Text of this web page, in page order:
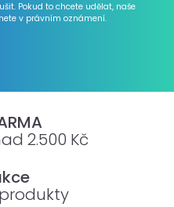
Pokud to chcete udělat, naše
v právním oznámení.
2.500 Kč